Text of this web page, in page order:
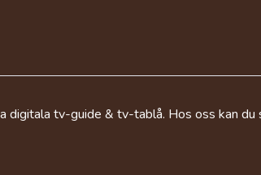
digitala tv-guide & tv-tablå. Hos oss kan